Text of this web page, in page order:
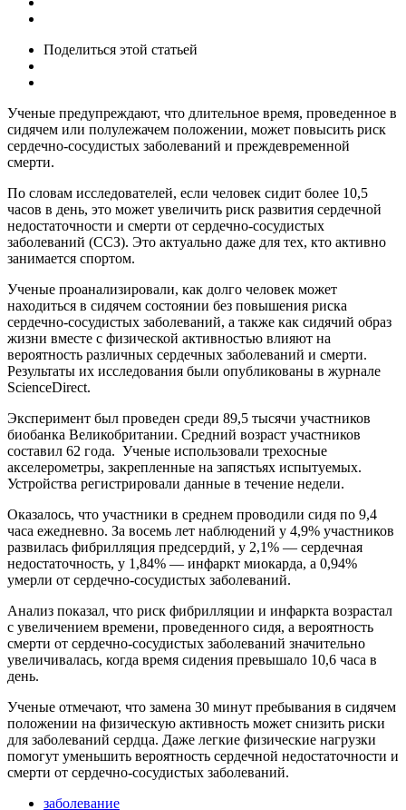
Поделиться этой статьей
Ученые предупреждают, что длительное время, проведенное в
сидячем или полулежачем положении, может повысить риск
сердечно-сосудистых заболеваний и преждевременной
смерти.
По словам исследователей, если человек сидит более 10,5
часов в день, это может увеличить риск развития сердечной
недостаточности и смерти от сердечно-сосудистых
заболеваний (ССЗ). Это актуально даже для тех, кто активно
занимается спортом.
Ученые проанализировали, как долго человек может
находиться в сидячем состоянии без повышения риска
сердечно-сосудистых заболеваний, а также как сидячий образ
жизни вместе с физической активностью влияют на
вероятность различных сердечных заболеваний и смерти.
Результаты их исследования были опубликованы в журнале
ScienceDirect.
Эксперимент был проведен среди 89,5 тысячи участников
биобанка Великобритании. Средний возраст участников
составил 62 года. Ученые использовали трехосные
акселерометры, закрепленные на запястьях испытуемых.
Устройства регистрировали данные в течение недели.
Оказалось, что участники в среднем проводили сидя по 9,4
часа ежедневно. За восемь лет наблюдений у 4,9% участников
развилась фибрилляция предсердий, у 2,1% — сердечная
недостаточность, у 1,84% — инфаркт миокарда, а 0,94%
умерли от сердечно-сосудистых заболеваний.
Анализ показал, что риск фибрилляции и инфаркта возрастал
с увеличением времени, проведенного сидя, а вероятность
смерти от сердечно-сосудистых заболеваний значительно
увеличивалась, когда время сидения превышало 10,6 часа в
день.
Ученые отмечают, что замена 30 минут пребывания в сидячем
положении на физическую активность может снизить риски
для заболеваний сердца. Даже легкие физические нагрузки
помогут уменьшить вероятность сердечной недостаточности и
смерти от сердечно-сосудистых заболеваний.
заболевание